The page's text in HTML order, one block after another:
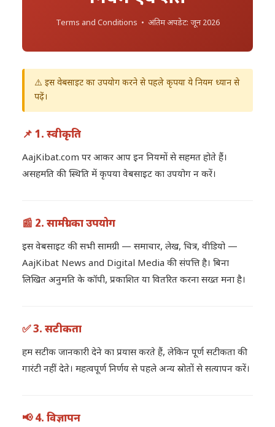
Terms and Conditions • अंतिम अपडेट: जून 2026
⚠️ इस वेबसाइट का उपयोग करने से पहले कृपया ये नियम ध्यान से
पढ़ें।
📌 1. स्वीकृति
AajKibat.com पर आकर आप इन नियमों से सहमत होते हैं।
असहमति की स्थिति में कृपया वेबसाइट का उपयोग न करें।
📰 2. सामग्री का उपयोग
इस वेबसाइट की सभी सामग्री — समाचार, लेख, चित्र, वीडियो —
AajKibat News and Digital Media की संपत्ति है। बिना
लिखित अनुमति के कॉपी, प्रकाशित या वितरित करना सख्त मना है।
✅ 3. सटीकता
हम सटीक जानकारी देने का प्रयास करते हैं, लेकिन पूर्ण सटीकता की
गारंटी नहीं देते। महत्वपूर्ण निर्णय से पहले अन्य स्रोतों से सत्यापन करें।
📢 4. विज्ञापन